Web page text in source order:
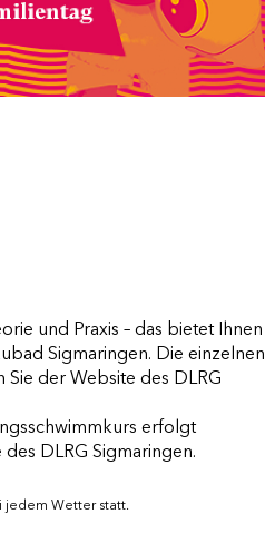
und Praxis – das bietet Ihnen
Sigmaringen. Die einzelnen
der Website des DLRG
erfolgt
DLRG Sigmaringen.
jedem Wetter statt.